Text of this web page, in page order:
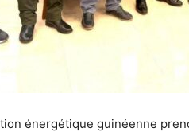
énergétique guinéenne